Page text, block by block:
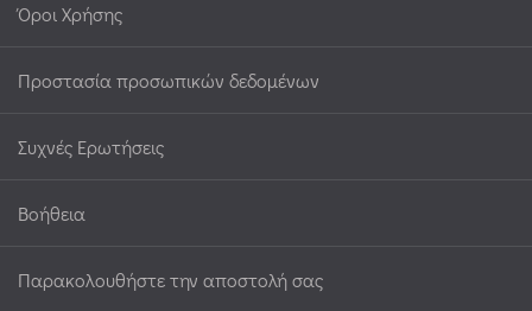
Όροι Χρήσης
Προστασία προσωπικών δεδομένων
Συχνές Ερωτήσεις
Βοήθεια
Παρακολουθήστε την αποστολή σας